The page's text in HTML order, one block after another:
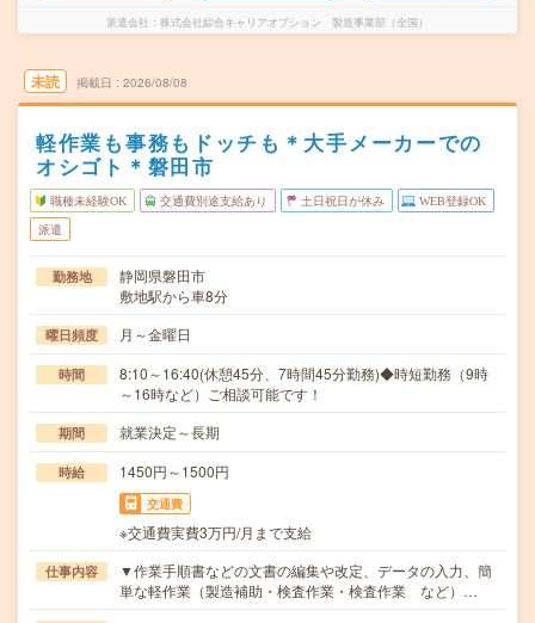
派遣会社 株式会社綜合キャリアオプション 製造事業部（全国）
未読 掲載日 2026/08/08
軽作業も事務もドッチも＊大手メーカーでの
オシゴト＊磐田市
職種未経験OK 交通費別途支給あり 土日祝日が休み WEB登録OK
派遣
勤務地
静岡県磐田市
敷地駅から車8分
曜日頻度 月～金曜日
時間
8:10～16:40(休憩45分、7時間45分勤務)◆時短勤務（9時
～16時など）ご相談可能です！
期間 就業決定～長期
時給 1450円～1500円
交通費
※交通費実費3万円/月まで支給
仕事内容
▼作業手順書などの文書の編集や改定、データの入力、簡
単な軽作業（製造補助・検査作業・検査作業 など）…